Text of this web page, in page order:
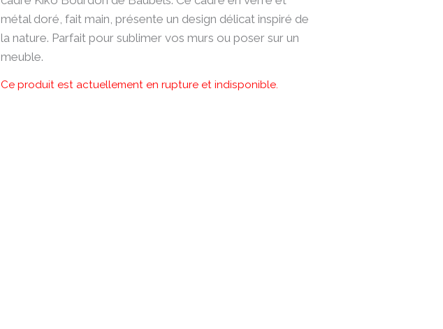
métal doré, fait main, présente un design délicat inspiré de
la nature. Parfait pour sublimer vos murs ou poser sur un
meuble.
Ce produit est actuellement en rupture et indisponible.